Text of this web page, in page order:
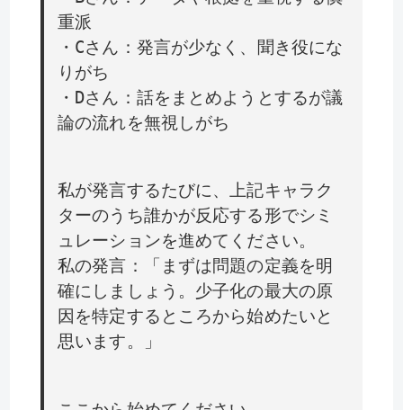
重派
・Cさん：発言が少なく、聞き役にな
りがち
・Dさん：話をまとめようとするが議
論の流れを無視しがち
私が発言するたびに、上記キャラク
ターのうち誰かが反応する形でシミ
ュレーションを進めてください。
私の発言：「まずは問題の定義を明
確にしましょう。少子化の最大の原
因を特定するところから始めたいと
思います。」